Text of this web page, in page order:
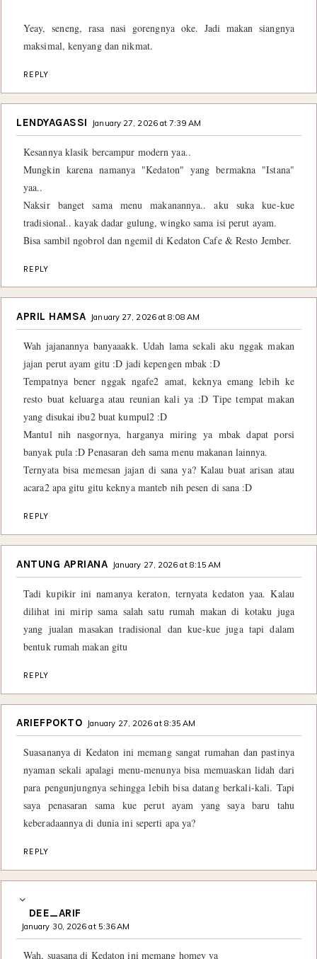
Yeay, seneng, rasa nasi gorengnya oke. Jadi makan siangnya
maksimal, kenyang dan nikmat.
REPLY
LENDYAGASSI January 27, 2026 at 7:39 AM
Kesannya klasik bercampur modern yaa..
Mungkin karena namanya "Kedaton" yang bermakna "Istana"
yaa..
Naksir banget sama menu makanannya.. aku suka kue-kue
tradisional.. kayak dadar gulung, wingko sama isi perut ayam.
Bisa sambil ngobrol dan ngemil di Kedaton Cafe & Resto Jember.
REPLY
APRIL HAMSA January 27, 2026 at 8:08 AM
Wah jajanannya banyaaakk. Udah lama sekali aku nggak makan
jajan perut ayam gitu :D jadi kepengen mbak :D
Tempatnya bener nggak ngafe2 amat, keknya emang lebih ke
resto buat keluarga atau reunian kali ya :D Tipe tempat makan
yang disukai ibu2 buat kumpul2 :D
Mantul nih nasgornya, harganya miring ya mbak dapat porsi
banyak pula :D Penasaran deh sama menu makanan lainnya.
Ternyata bisa memesan jajan di sana ya? Kalau buat arisan atau
acara2 apa gitu gitu keknya manteb nih pesen di sana :D
REPLY
ANTUNG APRIANA January 27, 2026 at 8:15 AM
Tadi kupikir ini namanya keraton, ternyata kedaton yaa. Kalau
dilihat ini mirip sama salah satu rumah makan di kotaku juga
yang jualan masakan tradisional dan kue-kue juga tapi dalam
bentuk rumah makan gitu
REPLY
ARIEFPOKTO January 27, 2026 at 8:35 AM
Suasananya di Kedaton ini memang sangat rumahan dan pastinya
nyaman sekali apalagi menu-menunya bisa memuaskan lidah dari
para pengunjungnya sehingga lebih bisa datang berkali-kali. Tapi
saya penasaran sama kue perut ayam yang saya baru tahu
keberadaannya di dunia ini seperti apa ya?
REPLY
DEE_ARIF
January 30, 2026 at 5:36 AM
Wah, suasana di Kedaton ini memang homey ya